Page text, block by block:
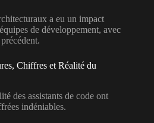
a eu un impact
de développement, avec
Chiffres et Réalité du
des assistants de code ont
indéniables.